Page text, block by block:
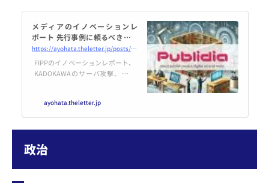
メディアのイノベーションレ
ポート 先行事例に頼るべきか P
ublidia #165
https://ayohata.theletter.jp/posts/fcb09bc0-2870-11ef-9ee2-efc6b12f5321
FIPPのイノベーションレポート、
KADOKAWAのサーバ攻撃、イギ
ayohata.theletter.jp
政治